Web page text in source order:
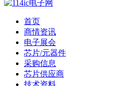
首页
商情资讯
电子展会
芯片/元器件
采购信息
芯片供应商
技术资料